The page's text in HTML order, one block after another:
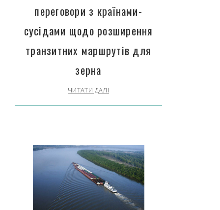
переговори з країнами-
сусідами щодо розширення
транзитних маршрутів для
зерна
ЧИТАТИ ДАЛІ